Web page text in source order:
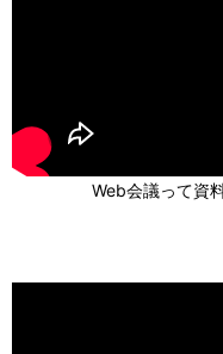
Web会議って資